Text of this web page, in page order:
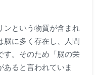
ンという物質が含まれ
脳に多く存在し、人間
す。そのため「脳の栄
あると言われていま